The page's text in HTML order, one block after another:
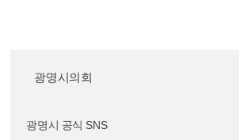
광명시의회
광명시 공식 SNS